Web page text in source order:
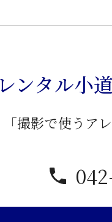
レンタル小
「撮影で使うア